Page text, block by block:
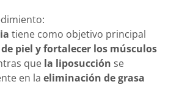
tiene como objetivo principal
piel y fortalecer los músculos
que la liposucción se
en la eliminación de grasa